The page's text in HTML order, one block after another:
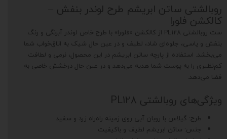
روبالشتی ساتن ابریشم طرح لوندر بنفش –
کالکشن فلورا
ست روبالشتی PL128 از کالکشن «فلورا» با طرح خاص لوندر آبرنگی و رنگ
بنفش و یاسی، جلوه‌ای شاد، لطیف و در عین حال شیک به اتاق‌خواب شما
می‌بخشد. استفاده از پارچه ساتن ابریشم در این محصول، نرمی و لطافت
کم‌نظیری را به پوست شما هدیه می‌دهد و در عین حال درخشش خاصی به
فضا می‌دهد.
ویژگی‌های روبالشتی PL128
طرح: گیلاس با روبان آبی روی زمینه راه‌راه زرد و سفید
جنس: ساتن ابریشم لطیف و باکیفیت